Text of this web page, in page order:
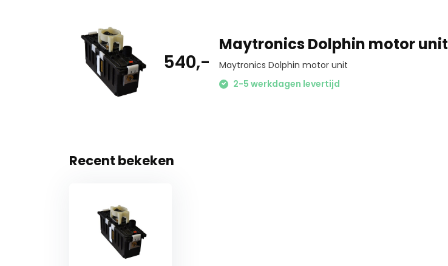
540,-
Maytronics Dolphin motor unit
Maytronics Dolphin motor unit
2-5 werkdagen levertijd
Recent bekeken